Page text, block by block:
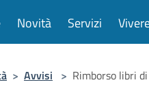
Novità Servizi
> Avvisi > Rimborso libri